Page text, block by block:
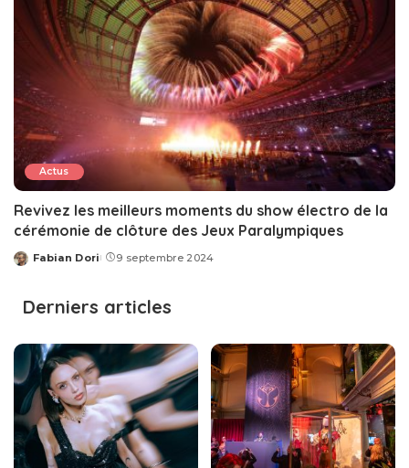
Actus
Revivez les meilleurs moments du show électro de la
cérémonie de clôture des Jeux Paralympiques
Posted
Fabian Dori 9 septembre 2024
Derniers articles